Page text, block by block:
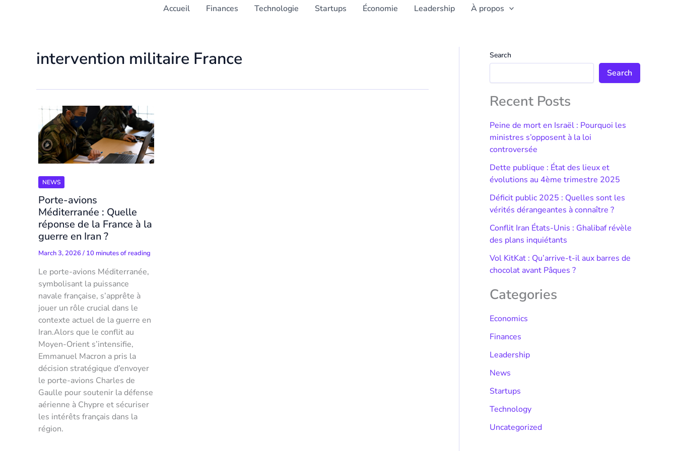
Accueil Finances Technologie Startups Économie Leadership À propos
intervention militaire France
NEWS
Porte-avions
Méditerranée : Quelle
réponse de la France à la
guerre en Iran ?
March 3, 2026/ 10 minutes of reading
Le porte-avions Méditerranée,
symbolisant la puissance
navale française, s’apprête à
jouer un rôle crucial dans le
contexte actuel de la guerre en
Iran.Alors que le conflit au
Moyen-Orient s’intensifie,
Emmanuel Macron a pris la
décision stratégique d’envoyer
le porte-avions Charles de
Gaulle pour soutenir la défense
aérienne à Chypre et sécuriser
les intérêts français dans la
région.
Search
Search
Recent Posts
Peine de mort en Israël : Pourquoi les
ministres s’opposent à la loi
controversée
Dette publique : État des lieux et
évolutions au 4ème trimestre 2025
Déficit public 2025 : Quelles sont les
vérités dérangeantes à connaître ?
Conflit Iran États-Unis : Ghalibaf révèle
des plans inquiétants
Vol KitKat : Qu’arrive-t-il aux barres de
chocolat avant Pâques ?
Categories
Economics
Finances
Leadership
News
Startups
Technology
Uncategorized